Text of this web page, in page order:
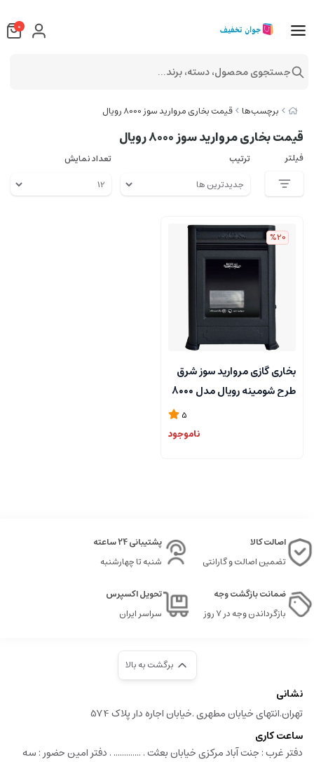
برچسب‌ها قیمت بخاری مروارید سوز 8000 رویال
قیمت بخاری مروارید سوز 8000 رویال
فیلتر ترتیب تعداد نمایش
%20
بخاری گازی مروارید سوز شرق
طرح شومینه رویال مدل 8000
5
ناموجود
اصالت کالا
تضمین اصالت و گارانتی
پشتیبانی 24 ساعته
شنبه تا چهارشنبه
ضمانت بازگشت وجه
بازگرداندن وجه در ۷ روز
تحویل اکسپرس
سراسر ایران
برگشت به بالا
نشانی
تهران.انتهای خیابان مطهری .خیابان اجاره دار پلاک 574
ساعت کاری
دفتر غرب : جنت آباد مرکزی خیابان بعثت . ............. . دفتر امین حضور : سه
0
جستجوی محصول، دسته، برند...